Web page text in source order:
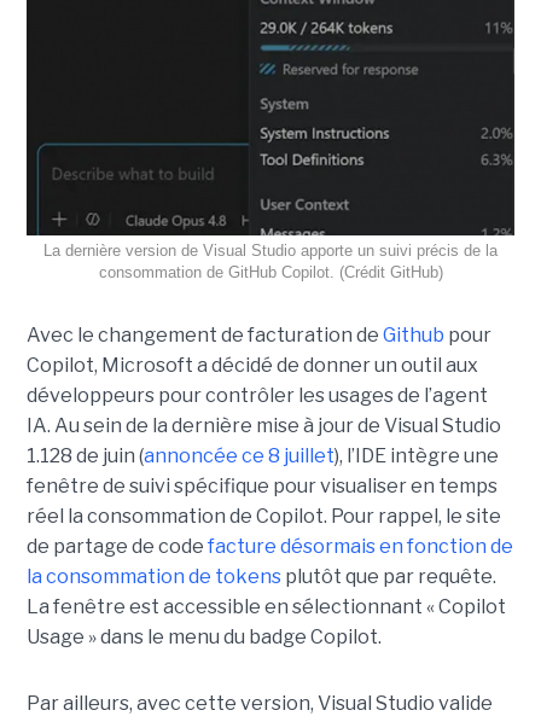
La dernière version de Visual Studio apporte un suivi précis de la
consommation de GitHub Copilot. (Crédit GitHub)
Avec le changement de facturation de Github pour
Copilot, Microsoft a décidé de donner un outil aux
développeurs pour contrôler les usages de l’agent
IA. Au sein de la dernière mise à jour de Visual Studio
1.128 de juin (annoncée ce 8 juillet), l’IDE intègre une
fenêtre de suivi spécifique pour visualiser en temps
réel la consommation de Copilot. Pour rappel, le site
de partage de code facture désormais en fonction de
la consommation de tokens plutôt que par requête.
La fenêtre est accessible en sélectionnant « Copilot
Usage » dans le menu du badge Copilot.
Par ailleurs, avec cette version, Visual Studio valide